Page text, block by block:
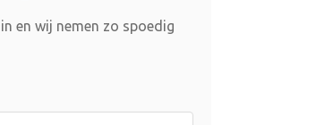
en wij nemen zo spoedig